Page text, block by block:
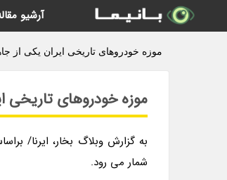
موزه خودروهای تاریخی ایران یکی از
موزه خودروهای تاریخی
به گزارش وبلاگ بخار، ایرنا/
شمار می رود.
آرشیو